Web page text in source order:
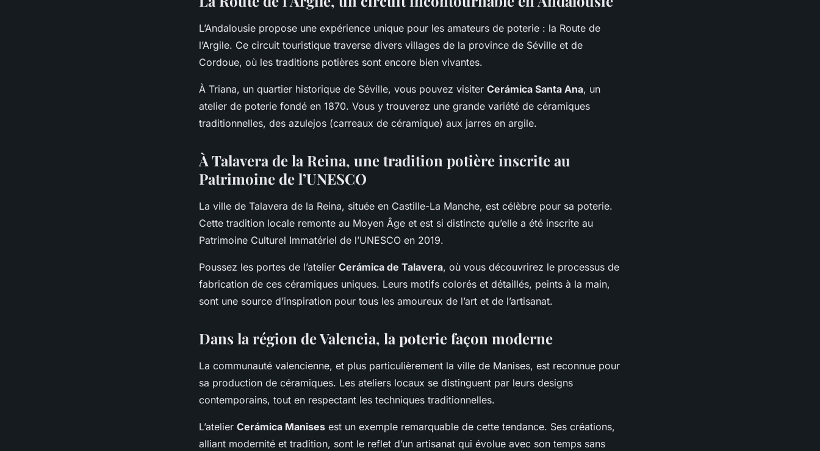
L’Andalousie propose une expérience unique pour les amateurs de poterie : la Route de
l’Argile. Ce circuit touristique traverse divers villages de la province de Séville et de
Cordoue, où les traditions potières sont encore bien vivantes.
À Triana, un quartier historique de Séville, vous pouvez visiter Cerámica Santa Ana, un
atelier de poterie fondé en 1870. Vous y trouverez une grande variété de céramiques
traditionnelles, des azulejos (carreaux de céramique) aux jarres en argile.
À Talavera de la Reina, une tradition potière inscrite au
Patrimoine de l’UNESCO
La ville de Talavera de la Reina, située en Castille-La Manche, est célèbre pour sa poterie.
Cette tradition locale remonte au Moyen Âge et est si distincte qu’elle a été inscrite au
Patrimoine Culturel Immatériel de l’UNESCO en 2019.
Poussez les portes de l’atelier Cerámica de Talavera, où vous découvrirez le processus de
fabrication de ces céramiques uniques. Leurs motifs colorés et détaillés, peints à la main,
sont une source d’inspiration pour tous les amoureux de l’art et de l’artisanat.
Dans la région de Valencia, la poterie façon moderne
La communauté valencienne, et plus particulièrement la ville de Manises, est reconnue pour
sa production de céramiques. Les ateliers locaux se distinguent par leurs designs
contemporains, tout en respectant les techniques traditionnelles.
L’atelier Cerámica Manises est un exemple remarquable de cette tendance. Ses créations,
alliant modernité et tradition, sont le reflet d’un artisanat qui évolue avec son temps sans